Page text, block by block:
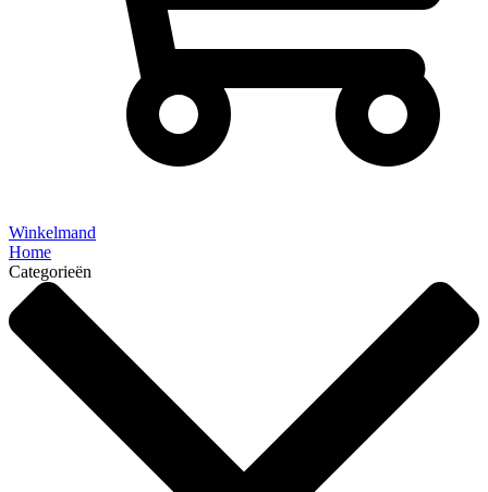
Winkelmand
Home
Categorieën